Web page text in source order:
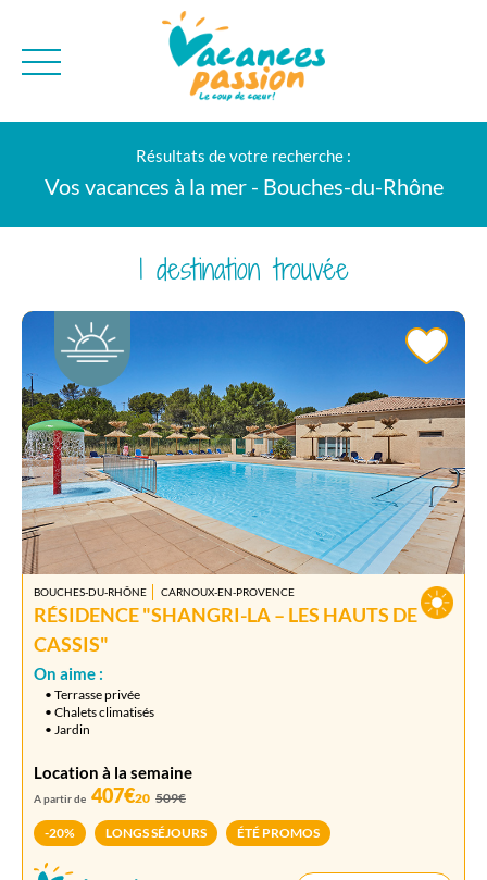
BONS PLANS
Résultats de votre recherche :
Vos vacances à la mer - Bouches-du-Rhône
1 destination trouvée
BOUCHES-DU-RHÔNE CARNOUX-EN-PROVENCE
RÉSIDENCE "SHANGRI-LA – LES HAUTS DE
CASSIS"
On aime :
• Terrasse privée
• Chalets climatisés
• Jardin
Location à la semaine
A partir de 407€20 509€
-20% LONGS SÉJOURS ÉTÉ PROMOS